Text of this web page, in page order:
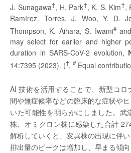
J. Sunagawa†, H. Park†, K. S. Kim†,
Ramírez. Torres, J. Woo, Y. D.
Thompson, K. Aihara, S. Iwami#and
may select for earlier and higher
duration in SARS-CoV-2 evolution,
14:7395 (2023). (†, #Equal
AI 技術を活用することで、新型コ
間や無症候率などの臨床的な症状や
いた可能性を明らかにしました。武
株、オミクロン株に感染した合計
解析していくと、変異株の出現に伴
排出量のピークは増加し、早まる傾